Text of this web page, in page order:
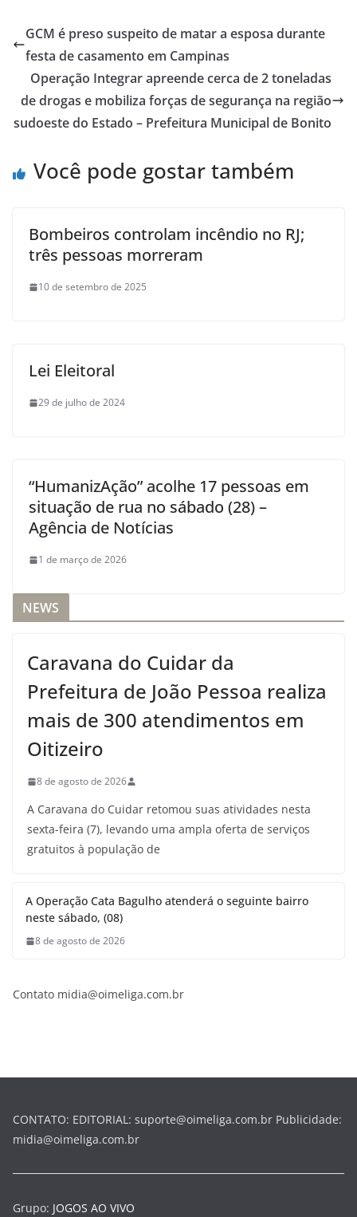
GCM é preso suspeito de matar a esposa durante
festa de casamento em Campinas
Operação Integrar apreende cerca de 2 toneladas
de drogas e mobiliza forças de segurança na região
sudoeste do Estado – Prefeitura Municipal de Bonito
Você pode gostar também
Bombeiros controlam incêndio no RJ;
três pessoas morreram
10 de setembro de 2025
Lei Eleitoral
29 de julho de 2024
“HumanizAção” acolhe 17 pessoas em
situação de rua no sábado (28) –
Agência de Notícias
1 de março de 2026
NEWS
Caravana do Cuidar da
Prefeitura de João Pessoa realiza
mais de 300 atendimentos em
Oitizeiro
8 de agosto de 2026
A Caravana do Cuidar retomou suas atividades nesta
sexta-feira (7), levando uma ampla oferta de serviços
gratuitos à população de
A Operação Cata Bagulho atenderá o seguinte bairro
neste sábado, (08)
8 de agosto de 2026
Contato midia@oimeliga.com.br
CONTATO: EDITORIAL: suporte@oimeliga.com.br Publicidade:
midia@oimeliga.com.br
Grupo: JOGOS AO VIVO